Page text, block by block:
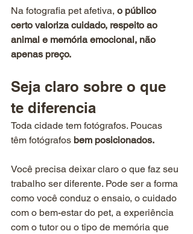
Na fotografia pet afetiva, o público
certo valoriza cuidado, respeito ao
animal e memória emocional, não
apenas preço.
Seja claro sobre o que
te diferencia
Toda cidade tem fotógrafos. Poucas
têm fotógrafos bem posicionados.
Você precisa deixar claro o que faz seu
trabalho ser diferente. Pode ser a forma
como você conduz o ensaio, o cuidado
com o bem-estar do pet, a experiência
com o tutor ou o tipo de memória que